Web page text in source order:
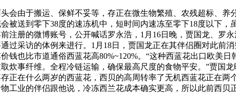
由于搬运、保鲜不妥等，存正在微生物繁殖、农残超标、养
被送到零下38度的速冻机中，短时间内速冻至零下18度以下，
注册的微博账号，公开喊话罗永浩，1月16日晚，贾国龙、罗
过采访的体例来进行。1月18日，贾国龙正在其伴侣圈对此前
钱也比市道通俗西蓝花高80%~120%。“这种西蓝花出口欧美
炊事纤维。全程冷链运输，确保最高尺度的食物平安。”贾国
正在什么两岁的西蓝花，西贝的高周转率了无机西蓝花正在
工业的伴侣跟他说，冷冻西兰花成本确实更高，所以此前西贝